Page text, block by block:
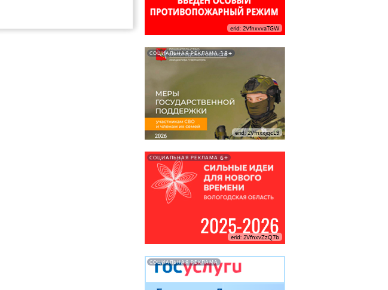
erid: 2VfnxvvaTGW
СОЦИАЛЬНАЯ РЕКЛАМА 18+
erid: 2VfnxxjqcL9
СОЦИАЛЬНАЯ РЕКЛАМА 6+
erid: 2VfnxvZzQ7b
СОЦИАЛЬНАЯ РЕКЛАМА